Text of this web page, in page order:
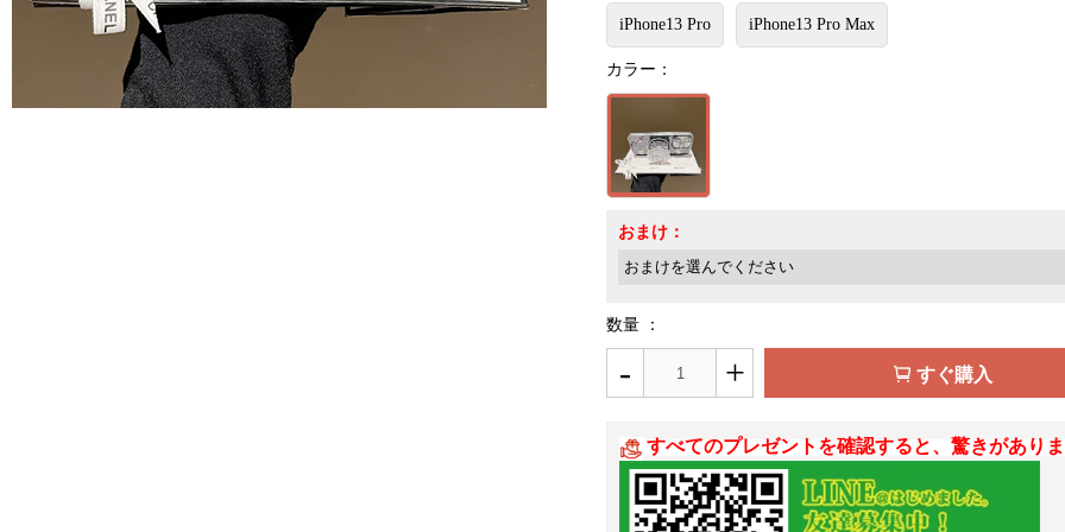
iPhone13 Pro iPhone13 Pro Max
カラー：
おまけ：
数量 ：
- + すぐ購入
すべてのプレゼントを確認すると、驚きがあり